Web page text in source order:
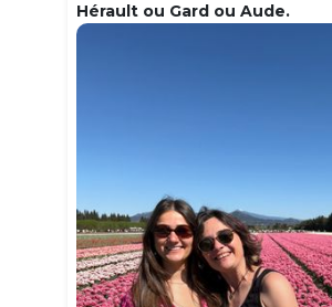
Hérault ou Gard ou Aude.